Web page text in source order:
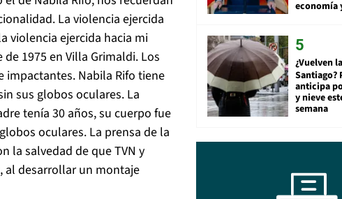
La violencia ejercida
violencia ejercida hacia mi
1975 en Villa Grimaldi. Los
Nabila Rifo tiene
sus globos oculares. La
tenía 30 años, su cuerpo fue
oculares. La prensa de la
la salvedad de que TVN y
al desarrollar un montaje
economía
¿Vuelven
Santiago?
anticipa
y nieve
semana